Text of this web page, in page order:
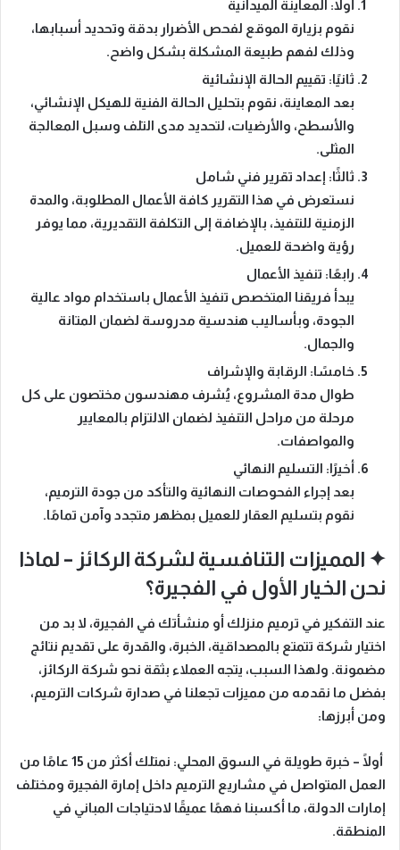
أولًا: المعاينة الميدانية
نقوم بزيارة الموقع لفحص الأضرار بدقة وتحديد أسبابها،
وذلك لفهم طبيعة المشكلة بشكل واضح.
ثانيًا: تقييم الحالة الإنشائية
بعد المعاينة، نقوم بتحليل الحالة الفنية للهيكل الإنشائي،
والأسطح، والأرضيات، لتحديد مدى التلف وسبل المعالجة
المثلى.
ثالثًا: إعداد تقرير فني شامل
نستعرض في هذا التقرير كافة الأعمال المطلوبة، والمدة
الزمنية للتنفيذ، بالإضافة إلى التكلفة التقديرية، مما يوفر
رؤية واضحة للعميل.
رابعًا: تنفيذ الأعمال
يبدأ فريقنا المتخصص تنفيذ الأعمال باستخدام مواد عالية
الجودة، وبأساليب هندسية مدروسة لضمان المتانة
والجمال.
خامسًا: الرقابة والإشراف
طوال مدة المشروع، يُشرف مهندسون مختصون على كل
مرحلة من مراحل التنفيذ لضمان الالتزام بالمعايير
والمواصفات.
أخيرًا: التسليم النهائي
بعد إجراء الفحوصات النهائية والتأكد من جودة الترميم،
نقوم بتسليم العقار للعميل بمظهر متجدد وآمن تمامًا.
✦ المميزات التنافسية لشركة الركائز – لماذا
نحن الخيار الأول في الفجيرة؟
عند التفكير في ترميم منزلك أو منشأتك في الفجيرة، لا بد من
اختيار شركة تتمتع بالمصداقية، الخبرة، والقدرة على تقديم نتائج
مضمونة. ولهذا السبب، يتجه العملاء بثقة نحو شركة الركائز ،
بفضل ما نقدمه من مميزات تجعلنا في صدارة شركات الترميم،
ومن أبرزها:
أولًا – خبرة طويلة في السوق المحلي:
نمتلك أكثر من 15 عامًا من
العمل المتواصل في مشاريع الترميم داخل إمارة الفجيرة ومختلف
إمارات الدولة، ما أكسبنا فهمًا عميقًا لاحتياجات المباني في
المنطقة.